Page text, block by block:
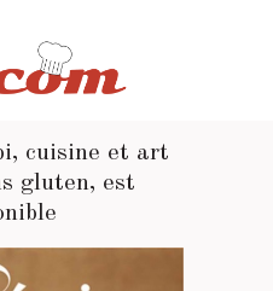
cuisine et art
gluten, est